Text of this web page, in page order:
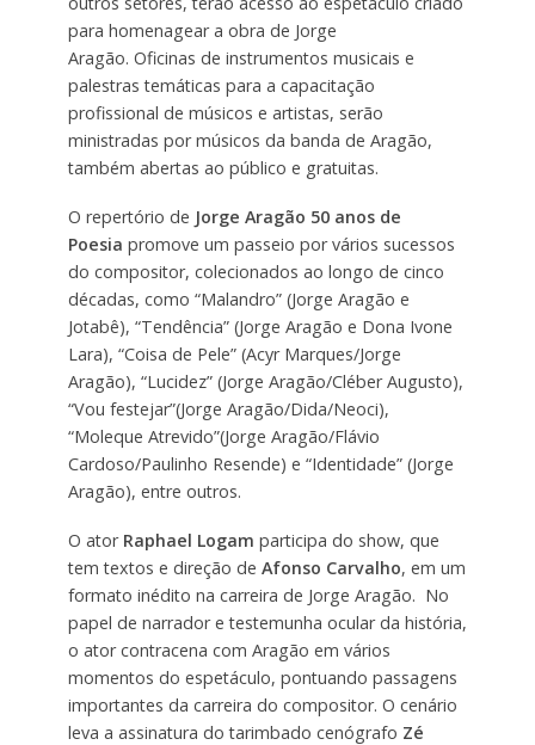
para homenagear a obra de Jorge
Aragão. Oficinas de instrumentos musicais e
palestras temáticas para a capacitação
profissional de músicos e artistas, serão
ministradas por músicos da banda de Aragão,
também abertas ao público e gratuitas.
O repertório de Jorge Aragão 50 anos de
Poesia promove um passeio por vários sucessos
do compositor, colecionados ao longo de cinco
décadas, como “Malandro” (Jorge Aragão e
Jotabê), “Tendência” (Jorge Aragão e Dona Ivone
Lara), “Coisa de Pele” (Acyr Marques/Jorge
Aragão), “Lucidez” (Jorge Aragão/Cléber Augusto),
“Vou festejar”(Jorge Aragão/Dida/Neoci),
“Moleque Atrevido”(Jorge Aragão/Flávio
Cardoso/Paulinho Resende) e “Identidade” (Jorge
Aragão), entre outros.
O ator Raphael Logam participa do show, que
tem textos e direção de Afonso Carvalho, em um
formato inédito na carreira de Jorge Aragão. No
papel de narrador e testemunha ocular da história,
o ator contracena com Aragão em vários
momentos do espetáculo, pontuando passagens
importantes da carreira do compositor. O cenário
leva a assinatura do tarimbado cenógrafo Zé